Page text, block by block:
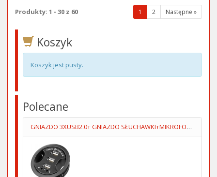
1
(wybrana
strona)
2 Następne »
Produkty: 1 - 30 z 60
Koszyk
Koszyk jest pusty.
Polecane
GNIAZDO 3XUSB2.0+ GNIAZDO SŁUCHAWKI+MIKROFOPN 1.5M